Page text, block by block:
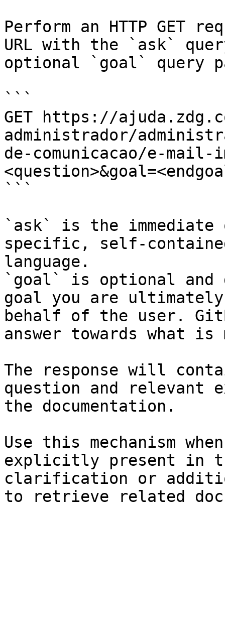
Perform an HTTP GET
URL with the `ask`
optional `goal` query
```
GET https://
administrador/
de-comunicacao/e-mail-
```
`ask` is the
specific, self-
language.
`goal` is optional and
goal you are
behalf of the user.
answer towards what
The response will
question and relevant
the documentation.
Use this mechanism
explicitly present in
clarification or